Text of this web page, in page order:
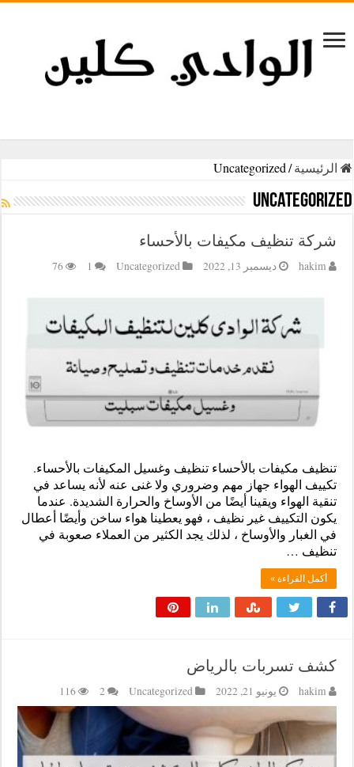
الرئيسية/
Uncategorized
Uncategorized
شركة تنظيف مكيفات بالأحساء
hakim ديسمبر 13, 2022 Uncategorized
1
76
تنظيف مكيفات بالأحساء تنظيف وغسيل المكيفات بالأحساء.
تكييف الهواء جهاز مهم وضروري ولا غنى عنه لأنه يساعد في
تنقية الهواء ويقينا أيضًا من الأوساخ والحرارة الشديدة. عندما
يكون التكييف غير نظيف ، فهو يعطينا هواء ساخن وأيضًا أعطال
في الغبار والأوساخ ، لذلك يجد الكثير من العملاء صعوبة في
تنظيف …
أكمل القراءة »
كشف تسربات بالرياض
hakim يونيو 21, 2022 Uncategorized
2
116